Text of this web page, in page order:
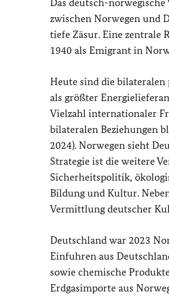
Das deutsch-
zwischen Norwegen und
tiefe Zäsur. Eine zentrale
1940 als Emigrant in
Heute sind die
als größter
Vielzahl internationaler
bilateralen Beziehungen
2024). Norwegen sieht
Strategie ist die weitere
Sicherheitspolitik,
Bildung und Kultur.
Vermittlung deutscher
Deutschland war 2023
Einfuhren aus
sowie chemische
Erdgasimporte aus